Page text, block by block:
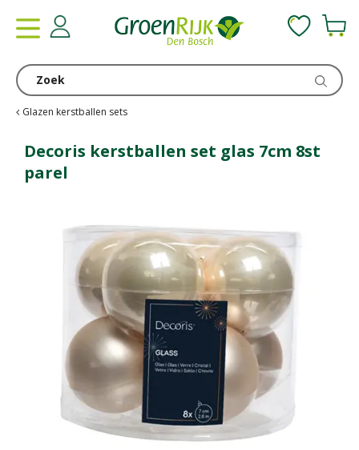
Glazen kerstballen sets
Decoris kerstballen set glas 7cm 8st
parel